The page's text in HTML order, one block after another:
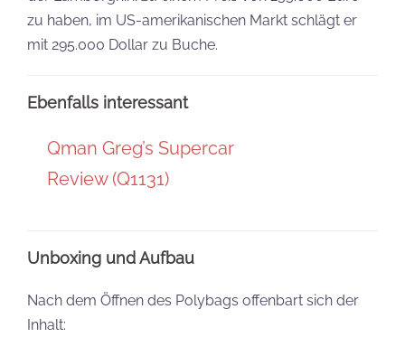
zu haben, im US-amerikanischen Markt schlägt er
mit 295.000 Dollar zu Buche.
Ebenfalls interessant
Qman Greg’s Supercar
Review (Q1131)
Unboxing und Aufbau
Nach dem Öffnen des Polybags offenbart sich der
Inhalt: